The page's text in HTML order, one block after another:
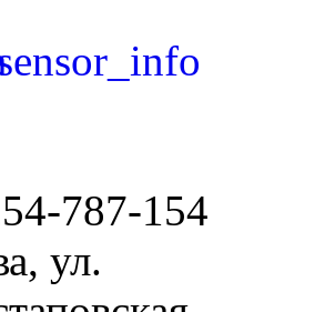
787-154